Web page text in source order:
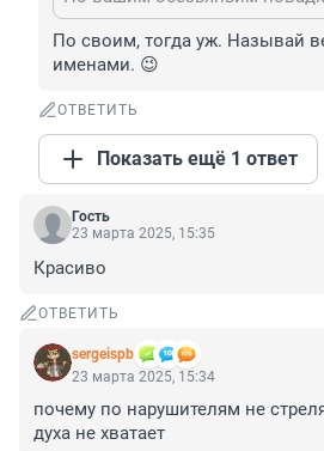
По своим, тогда уж. Называй
именами. 😉
ОТВЕТИТЬ
Показать ещё 1 ответ
Гость
23 марта 2025, 15:35
Красиво
ОТВЕТИТЬ
sergeispb
23 марта 2025, 15:34
почему по нарушителям не
духа не хватает